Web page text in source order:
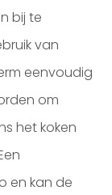
bij te
van
eenvoudig
om
het koken
en kan de